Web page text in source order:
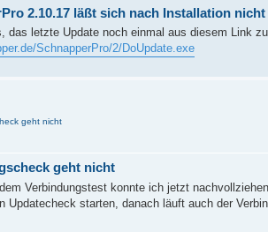
2.10.17 läßt sich nach Installation
das letzte Update noch einmal aus diesem Link
SchnapperPro/2/DoUpdate.exe
geht nicht
geht nicht
Verbindungstest konnte ich jetzt
Updatecheck starten, danach läuft auch der